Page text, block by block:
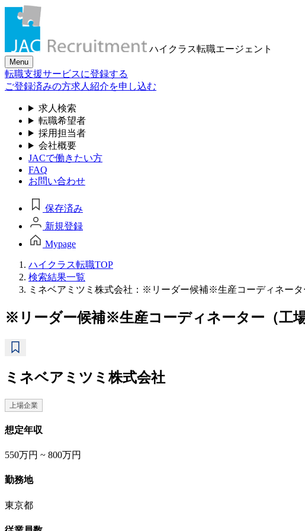
ハイクラス転職エージェント
Menu
転職支援サービスに登録する
ご登録済みの方求人紹介を申し込む
求人検索
転職希望者
採用担当者
会社概要
JACで働きたい方
FAQ
お問い合わせ
保存済み
新規登録
Mypage
ハイクラス転職TOP
検索結果一覧
ミネベアミツミ株式会社：※リーダー候補※生産コーディネー
※リーダー候補※生産コーディネーター（工
ミネベアミツミ株式会社
上場企業
想定年収
550万円 ~ 800万円
勤務地
東京都